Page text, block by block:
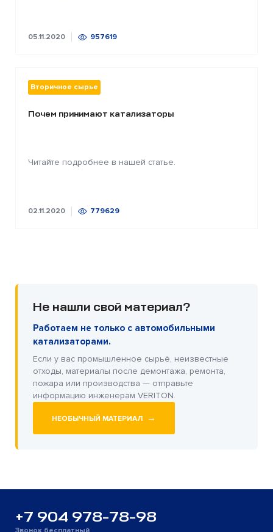
05.11.2020 957619
Вторичное сырье
Почем принимают катализаторы
Читайте подробнее в нашей статье.
02.11.2020 779629
Не нашли свой материал?
Работаем не только с автомобильными
катализаторами.
Если у вас промышленное сырьё, неизвестные
отходы, материалы после демонтажа, ремонта,
пожара или производства — отправьте
информацию инженерам VERITON.
НЕОБЫЧНЫЙ МАТЕРИАЛ →
+7 904 978-78-98